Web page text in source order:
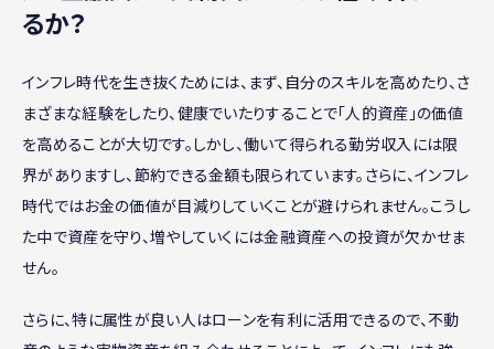
るか？
インフレ時代を生き抜くためには、まず、自分のスキルを高めたり、さ
まざまな経験をしたり、健康でいたりすることで「人的資産」の価値
を高めることが大切です。しかし、働いて得られる勤労収入には限
界がありますし、節約できる金額も限られています。さらに、インフレ
時代ではお金の価値が目減りしていくことが避けられません。こうし
た中で資産を守り、増やしていくには金融資産への投資が欠かせま
せん。
さらに、特に属性が良い人はローンを有利に活用できるので、不動